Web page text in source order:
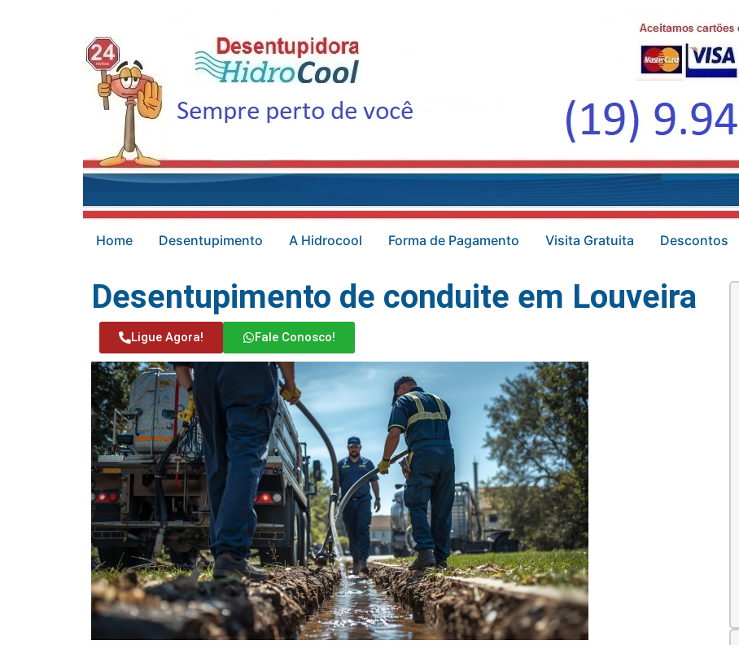
Home Desentupimento A Hidrocool Forma de Pagamento Visita Gratuita Descontos
Desentupimento de conduite em Louveira
Ligue Agora! Fale Conosco!